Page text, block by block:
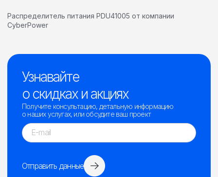
Распределитель питания PDU41005 от компании
CyberPower
Узнавайте
о скидках и акциях
Получите консультацию, детальную информацию
о наших услугах, или обсудите ваш проект
Отправить данные